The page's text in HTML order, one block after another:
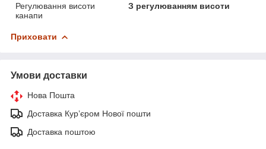
Регулювання висоти
канапи
З регулюванням висоти
Приховати
Умови доставки
Нова Пошта
Доставка Курʼєром Нової пошти
Доставка поштою